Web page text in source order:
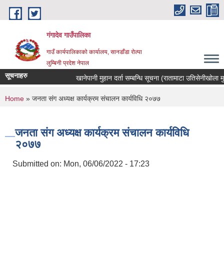
Skip to main content
गंगादेव गाउँपालिका
गाउँ कार्यपालिकाको कार्यालय, सानडाँडा रोल्पा
लुम्बिनी प्रदेश नेपाल
सूचनाहरु खानेपानी मुहान दर्ता सम्बन्धि सूचना (रातामाटा उतिसेनीखोला मुहान)
You are here
Home » जनता संग अध्यक्ष कार्यक्रम संचालन कार्यविधि २०७७
जनता संग अध्यक्ष कार्यक्रम संचालन कार्यविधि
२०७७
Submitted on: Mon, 06/06/2022 - 17:23